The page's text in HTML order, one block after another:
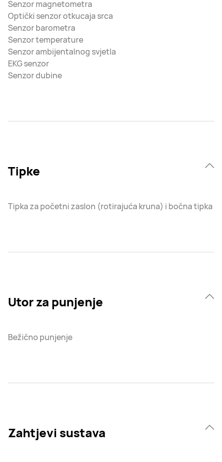
Senzor magnetometra
Optički senzor otkucaja srca
Senzor barometra
Senzor temperature
Senzor ambijentalnog svjetla
EKG senzor
Senzor dubine
Tipke
Tipka za početni zaslon (rotirajuća kruna) i bočna tipka
Utor za punjenje
Bežično punjenje
Zahtjevi sustava